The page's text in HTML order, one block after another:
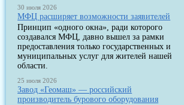
30 июля 2026
МФЦ расширяет возможности заявителей
Принцип «одного окна», ради которого
создавался МФЦ, давно вышел за рамки
предоставления только государственных и
муниципальных услуг для жителей нашей
области.
25 июля 2026
Завод «Геомаш» — российский
производитель бурового оборудования